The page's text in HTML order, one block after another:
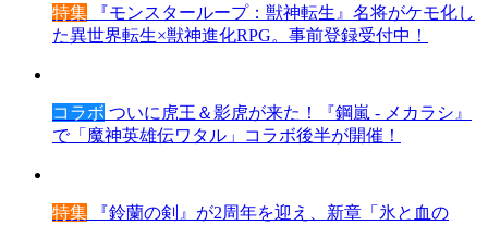
特集 『モンスターループ：獣神転生』名将がケモ化し
た異世界転生×獣神進化RPG。事前登録受付中！
コラボ ついに虎王＆影虎が来た！『鋼嵐 - メカラシ』
で「魔神英雄伝ワタル」コラボ後半が開催！
特集 『鈴蘭の剣』が2周年を迎え、新章「氷と血の